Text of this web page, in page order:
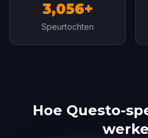
3,056+
Speurtochten
Hoe Questo-